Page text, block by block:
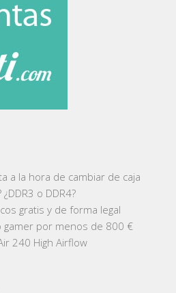
a la hora de cambiar de caja
o DDR4?
gratis y de forma legal
por menos de 800 €
240 High Airflow